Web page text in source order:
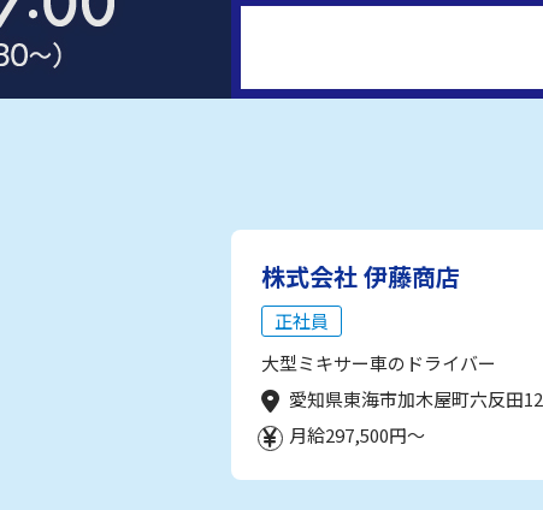
株式会社 伊藤商店
正社員
大型ミキサー車のドライバー
愛知県東海市加木屋町六反田12
月給297,500円～